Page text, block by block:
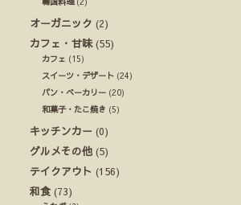
オーガニック (2)
カフェ・甘味(55)
カフェ (15)
スイーツ・デザート (24)
パン・ベーカリー (20)
和菓子・たこ焼き (5)
キッチンカー (0)
グルメその他 (5)
テイクアウト (156)
和食 (73)